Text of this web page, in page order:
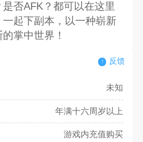
否AFK？都可以在这里
起下副本，以一种崭新
掌中世界！
反馈
未知
年满十六周岁以上
游戏内充值购买